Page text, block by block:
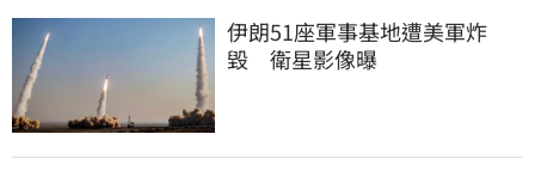
伊朗51座軍事基地遭美軍炸
毀　衛星影像曝